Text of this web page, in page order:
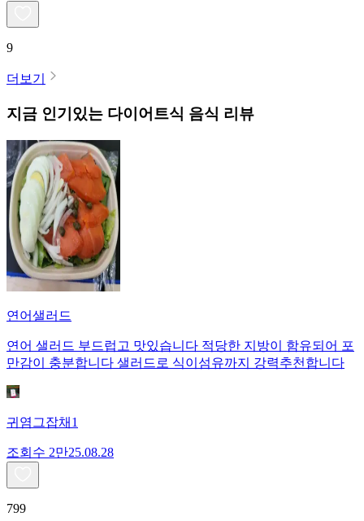
9
더보기
지금 인기있는 다이어트식 음식 리뷰
연어샐러드
연어 샐러드 부드럽고 맛있습니다 적당한 지방이 함유되어 포
만감이 충분합니다 샐러드로 식이섬유까지 강력추천합니다
귀염그잡채1
조회수 2만25.08.28
799